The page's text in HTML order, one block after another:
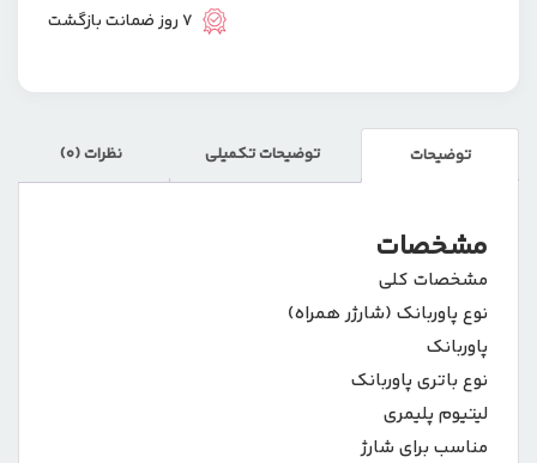
7 روز ضمانت بازگشت
توضیحات توضیحات تکمیلی نظرات (0)
مشخصات
مشخصات کلی
نوع پاوربانک (شارژر همراه)
پاوربانک
نوع باتری پاوربانک
لیتیوم پلیمری
مناسب برای شارژ